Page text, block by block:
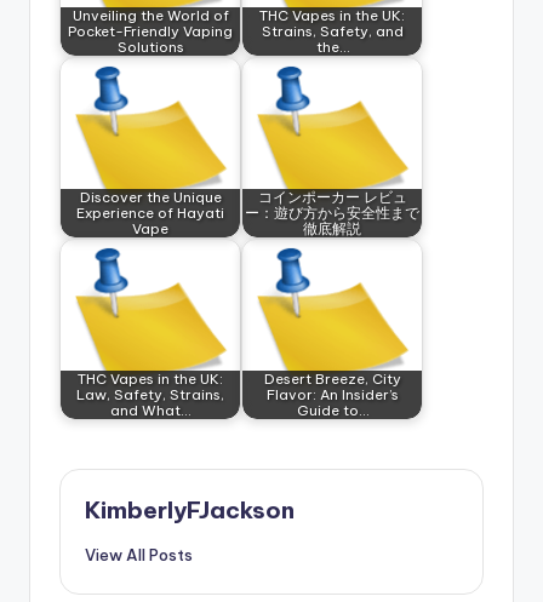
Unveiling the World of
Pocket-Friendly Vaping
Solutions
THC Vapes in the UK:
Strains, Safety, and
the…
Discover the Unique
Experience of Hayati
Vape
コインポーカー レビュ
ー：遊び方から安全性まで
徹底解説
THC Vapes in the UK:
Law, Safety, Strains,
and What…
Desert Breeze, City
Flavor: An Insider’s
Guide to…
KimberlyFJackson
View All Posts